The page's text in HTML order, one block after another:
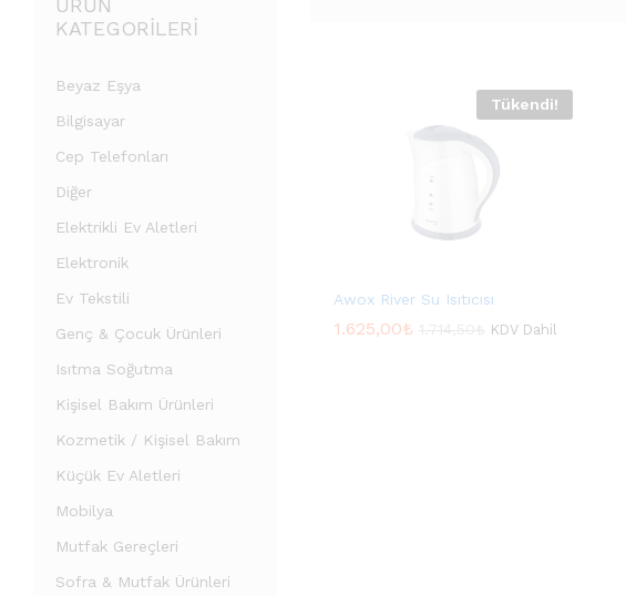
Tükendi!
Awox River Su Isıtıcısı
1.625,00₺ KDV Dahil
1.625,00₺
ÜRÜN
KATEGORILERI
Beyaz Eşya
Bilgisayar
Cep Telefonları
Diğer
Elektrikli Ev Aletleri
Elektronik
Ev Tekstili
Genç & Çocuk Ürünleri
Isıtma Soğutma
Kişisel Bakım Ürünleri
Kozmetik / Kişisel Bakım
Küçük Ev Aletleri
Mobilya
Mutfak Gereçleri
Sofra & Mutfak Ürünleri